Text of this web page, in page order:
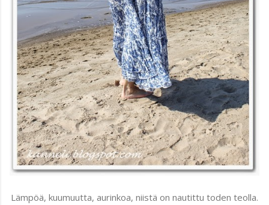
Lämpöä, kuumuutta, aurinkoa, niistä on nautittu toden teolla.